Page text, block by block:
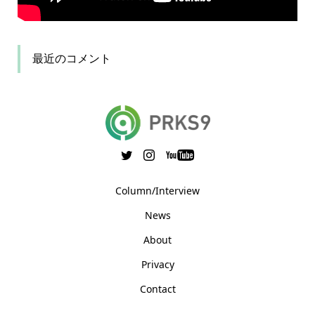
最近のコメント
Column/Interview
News
About
Privacy
Contact